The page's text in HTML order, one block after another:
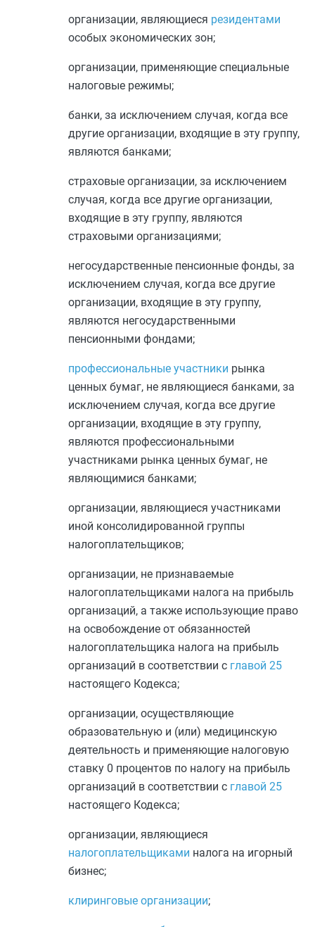
организации, являющиеся резидентами
особых экономических зон;
организации, применяющие специальные
налоговые режимы;
банки, за исключением случая, когда все
другие организации, входящие в эту группу,
являются банками;
страховые организации, за исключением
случая, когда все другие организации,
входящие в эту группу, являются
страховыми организациями;
негосударственные пенсионные фонды, за
исключением случая, когда все другие
организации, входящие в эту группу,
являются негосударственными
пенсионными фондами;
профессиональные участники рынка
ценных бумаг, не являющиеся банками, за
исключением случая, когда все другие
организации, входящие в эту группу,
являются профессиональными
участниками рынка ценных бумаг, не
являющимися банками;
организации, являющиеся участниками
иной консолидированной группы
налогоплательщиков;
организации, не признаваемые
налогоплательщиками налога на прибыль
организаций, а также использующие право
на освобождение от обязанностей
налогоплательщика налога на прибыль
организаций в соответствии с главой 25
настоящего Кодекса;
организации, осуществляющие
образовательную и (или) медицинскую
деятельность и применяющие налоговую
ставку 0 процентов по налогу на прибыль
организаций в соответствии с главой 25
настоящего Кодекса;
организации, являющиеся
налогоплательщиками налога на игорный
бизнес;
клиринговые организации;